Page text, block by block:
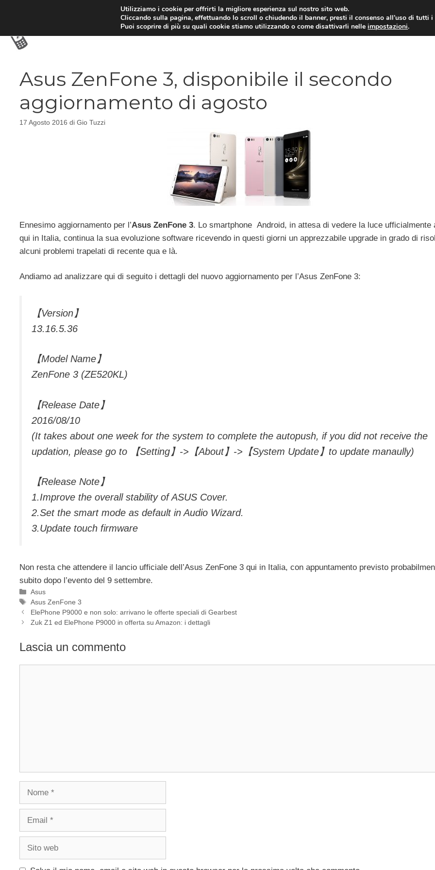
TARIFFE E PROMOZIONI
Asus ZenFone 3, disponibile il secondo
aggiornamento di agosto
17 Agosto 2016 di Gio Tuzzi
Ennesimo aggiornamento per l’Asus ZenFone 3. Lo smartphone Android, in attesa di vedere la luce ufficialmente
qui in Italia, continua la sua evoluzione software ricevendo in questi giorni un apprezzabile upgrade in grado di
alcuni problemi trapelati di recente qua e là.
Andiamo ad analizzare qui di seguito i dettagli del nuovo aggiornamento per l’Asus ZenFone 3:
【Version】
13.16.5.36
【Model Name】
ZenFone 3 (ZE520KL)
【Release Date】
2016/08/10
(It takes about one week for the system to complete the autopush, if you did not receive the
updation, please go to 【Setting】->【About】->【System Update】to update manaully)
【Release Note】
1.Improve the overall stability of ASUS Cover.
2.Set the smart mode as default in Audio Wizard.
3.Update touch firmware
Non resta che attendere il lancio ufficiale dell’Asus ZenFone 3 qui in Italia, con appuntamento previsto
subito dopo l’evento del 9 settembre.
Categorie
Asus
Tag
Asus ZenFone 3
ElePhone P9000 e non solo: arrivano le offerte speciali di Gearbest
Zuk Z1 ed ElePhone P9000 in offerta su Amazon: i dettagli
Lascia un commento
Utilizziamo i cookie per offrirti la migliore esperienza sul nostro sito web.
Cliccando sulla pagina, effettuando lo scroll o chiudendo il banner, presti il consenso all’uso di tutti
Puoi scoprire di più su quali cookie stiamo utilizzando o come disattivarli nelleimpostazioni.